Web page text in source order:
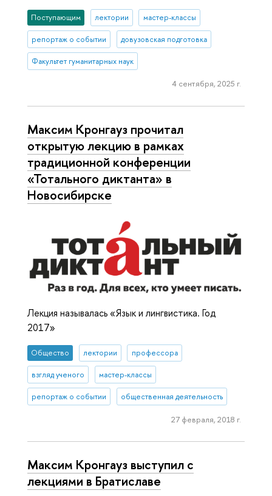
Поступающим лектории мастер-классы
репортаж о событии довузовская подготовка
Факультет гуманитарных наук
4 сентября, 2025 г.
Максим Кронгауз прочитал
открытую лекцию в рамках
традиционной конференции
«Тотального диктанта» в
Новосибирске
Лекция называлась «Язык и лингвистика. Год
2017»
Общество лектории профессора
взгляд ученого мастер-классы
репортаж о событии общественная деятельность
27 февраля, 2018 г.
Максим Кронгауз выступил с
лекциями в Братиславе